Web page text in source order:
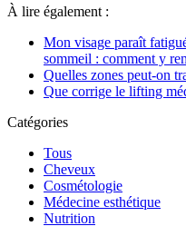
À lire également :
Mon visage paraît
sommeil : comment y
Quelles zones peut-on
Que corrige le lifting
Catégories
Tous
Cheveux
Cosmétologie
Médecine esthétique
Nutrition